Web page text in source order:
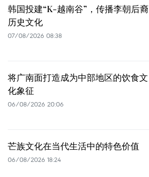
韩国投建“K-越南谷”，传播李朝后裔
历史文化
07/08/2026 08:38
将广南面打造成为中部地区的饮食文
化象征
06/08/2026 20:06
芒族文化在当代生活中的特色价值
06/08/2026 18:24